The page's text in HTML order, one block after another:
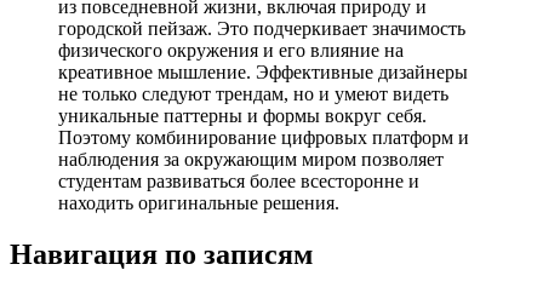
из повседневной жизни, включая природу и
городской пейзаж. Это подчеркивает значимость
физического окружения и его влияние на
креативное мышление. Эффективные дизайнеры
не только следуют трендам, но и умеют видеть
уникальные паттерны и формы вокруг себя.
Поэтому комбинирование цифровых платформ и
наблюдения за окружающим миром позволяет
студентам развиваться более всесторонне и
находить оригинальные решения.
Навигация по записям